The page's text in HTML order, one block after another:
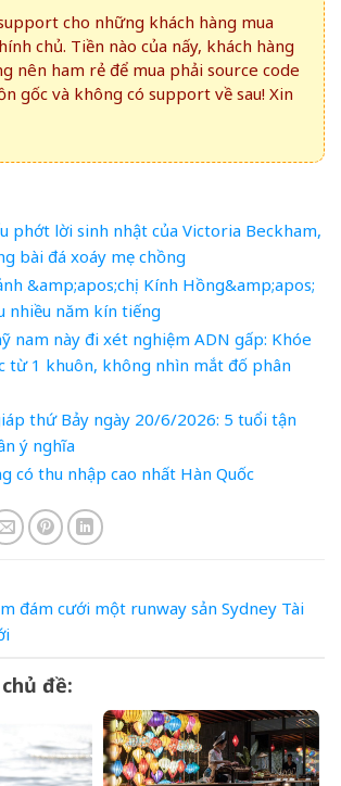
cho những khách hàng mua
chủ. Tiền nào của nấy, khách hàng
nên ham rẻ để mua phải source code
gốc và không có support về sau! Xin
phớt lời sinh nhật của Victoria Beckham,
bài đá xoáy mẹ chồng
&amp;apos;chị Kính Hồng&amp;apos;
nhiều năm kín tiếng
nam này đi xét nghiệm ADN gấp: Khóe
từ 1 khuôn, không nhìn mắt đố phân
thứ Bảy ngày 20/6/2026: 5 tuổi tận
ý nghĩa
có thu nhập cao nhất Hàn Quốc
đám cưới một runway sản Sydney Tài
đề: